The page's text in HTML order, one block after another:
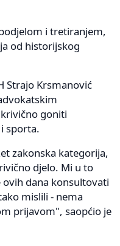
i tretiranjem,
od historijskog
Strajo Krsmanović
goniti
sporta.
zakonska kategorija,
djelo. Mi u to
dana konsultovati
mislili - nema
prijavom", saopćio je